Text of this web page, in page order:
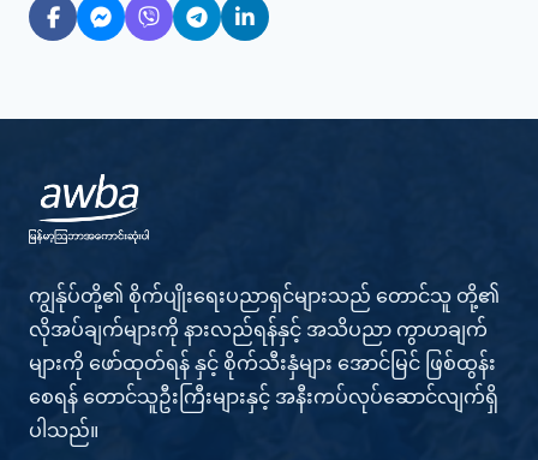
ကျွန်ုပ်တို့၏ စိုက်ပျိုးရေးပညာရှင်များသည် တောင်သူ တို့၏
လိုအပ်ချက်များကို နားလည်ရန်နှင့် အသိပညာ ကွာဟချက်
များကို ဖော်ထုတ်ရန် နှင့် စိုက်သီးနှံများ အောင်မြင် ဖြစ်ထွန်း
စေရန် တောင်သူဦးကြီးများနှင့် အနီးကပ်လုပ်ဆောင်လျက်ရှိ
ပါသည်။